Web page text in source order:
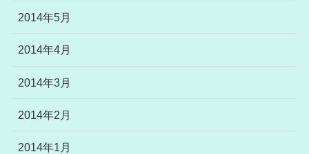
2014年5月
2014年4月
2014年3月
2014年2月
2014年1月